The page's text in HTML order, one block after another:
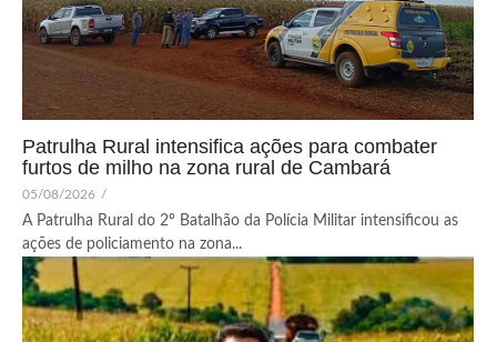
Patrulha Rural intensifica ações para combater
furtos de milho na zona rural de Cambará
05/08/2026 /
A Patrulha Rural do 2º Batalhão da Polícia Militar intensificou as
ações de policiamento na zona...